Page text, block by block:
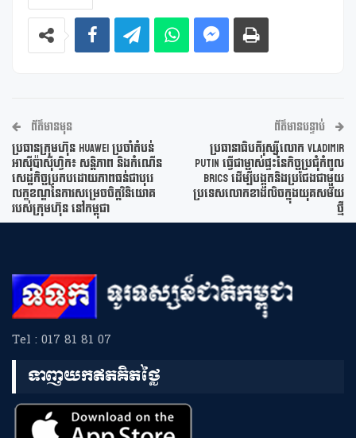
ព័ត៌មានមុន
ប្រធានក្រុមហ៊ុន Huawei ប្រចាំតំបន់
អាស៊ីប៉ាស៊ីហ្វិក៖ សន្ដិភាព និងកំណើន
សេដ្ឋកិច្ចប្រកបដោយភាពធន់ជាបុរេ
លក្ខខណ្ឌនៃការសម្រេចចិត្តវិនិយោគ
របស់ក្រុមហ៊ុន នៅកម្ពុជា
ព័ត៌មានបន្ទាប់
ប្រធានាធិបតីរុស្ស៊ីលោក Vladimir
Putin ធ្វើជាម្ចាស់ផ្ទះនៃកិច្ចប្រជុំកំពូល
BRICS ដើម្បីបង្អួតនិងប្រជែងជាមួយ
ប្រទេសលោកខាងលិចក្នុងយុគសម័យ
ថ្មី
Tel : 017 81 81 07
ទាញយកឥតគិតថ្លៃ